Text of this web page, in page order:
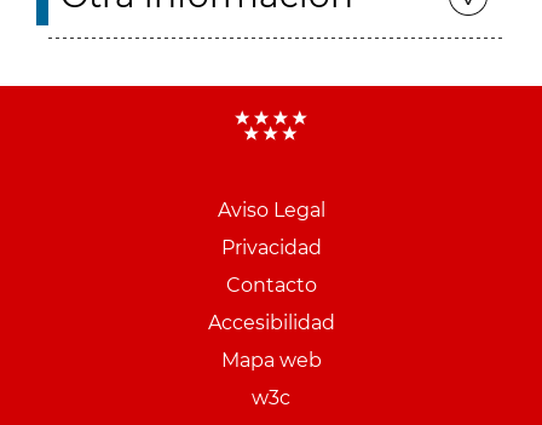
Aviso Legal
Privacidad
Contacto
Accesibilidad
Mapa web
w3c